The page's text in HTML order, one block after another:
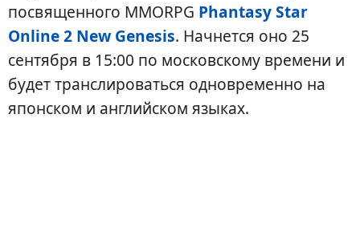
посвященного MMORPG Phantasy Star
Online 2 New Genesis. Начнется оно 25
сентября в 15:00 по московскому времени и
будет транслироваться одновременно на
японском и английском языках.